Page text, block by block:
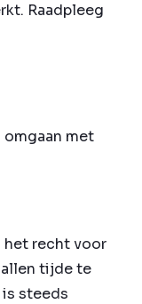
Raadpleeg
met
het recht voor
tijde te
steeds